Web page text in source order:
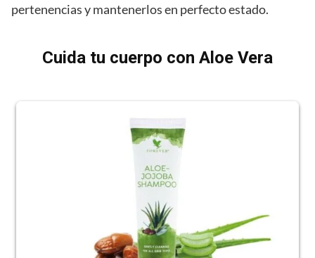
pertenencias y mantenerlos en perfecto estado.
Cuida tu cuerpo con Aloe Vera